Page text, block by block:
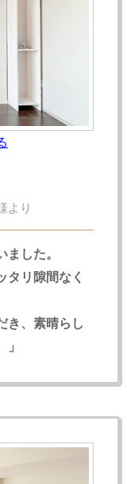
より
ました。
タリ隙間なく
き、素晴らし